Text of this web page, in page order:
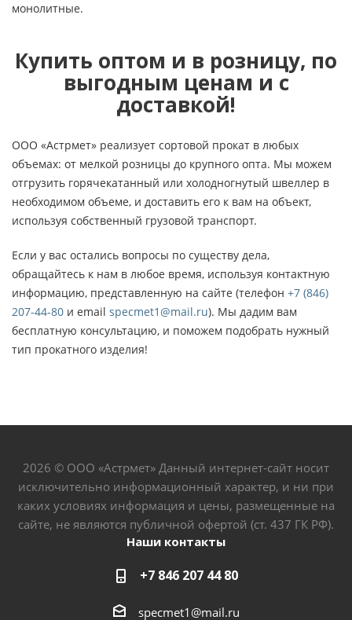
монолитные.
Купить оптом и в розницу, по
выгодным ценам и с
доставкой!
ООО «Астрмет» реализует сортовой прокат в любых
объемах: от мелкой розницы до крупного опта. Мы можем
отгрузить горячекатанный или холодногнутый швеллер в
необходимом объеме, и доставить его к вам на объект,
используя собственный грузовой транспорт.
Если у вас остались вопросы по существу дела,
обращайтесь к нам в любое время, используя контактную
информацию, представленную на сайте (телефон +7 (846)
207-44-80 и email specmet1@mail.ru). Мы дадим вам
бесплатную консультацию, и поможем подобрать нужный
тип прокатного изделия!
2026 © ООО «Астрмет» Данный интернет-сайт носит
исключительно информационный характер, и ни при
каких условиях информация и цены, размещенные на
сайте, не являются публичной офертой (ст. 437 ГК РФ).
Наши контакты
+7 846 207 44 80
specmet1@mail.ru